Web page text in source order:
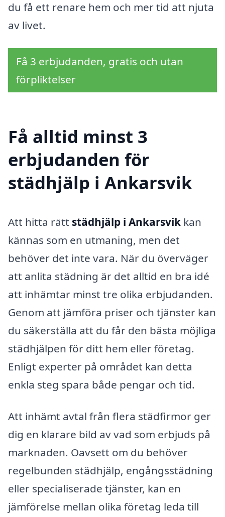
du få ett renare hem och mer tid att njuta
av livet.
Få 3 erbjudanden, gratis och utan
förpliktelser
Få alltid minst 3
erbjudanden för
städhjälp i Ankarsvik
Att hitta rätt städhjälp i Ankarsvik kan
kännas som en utmaning, men det
behöver det inte vara. När du överväger
att anlita städning är det alltid en bra idé
att inhämtar minst tre olika erbjudanden.
Genom att jämföra priser och tjänster kan
du säkerställa att du får den bästa möjliga
städhjälpen för ditt hem eller företag.
Enligt experter på området kan detta
enkla steg spara både pengar och tid.
Att inhämt avtal från flera städfirmor ger
dig en klarare bild av vad som erbjuds på
marknaden. Oavsett om du behöver
regelbunden städhjälp, engångsstädning
eller specialiserade tjänster, kan en
jämförelse mellan olika företag leda till